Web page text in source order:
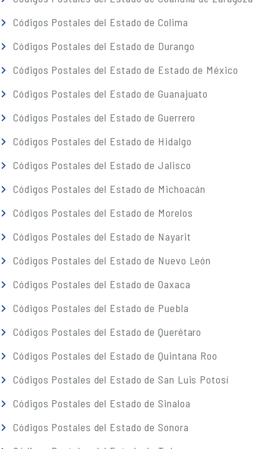
Códigos Postales del Estado de Colima
Códigos Postales del Estado de Durango
Códigos Postales del Estado de Estado de México
Códigos Postales del Estado de Guanajuato
Códigos Postales del Estado de Guerrero
Códigos Postales del Estado de Hidalgo
Códigos Postales del Estado de Jalisco
Códigos Postales del Estado de Michoacán
Códigos Postales del Estado de Morelos
Códigos Postales del Estado de Nayarit
Códigos Postales del Estado de Nuevo León
Códigos Postales del Estado de Oaxaca
Códigos Postales del Estado de Puebla
Códigos Postales del Estado de Querétaro
Códigos Postales del Estado de Quintana Roo
Códigos Postales del Estado de San Luis Potosí
Códigos Postales del Estado de Sinaloa
Códigos Postales del Estado de Sonora